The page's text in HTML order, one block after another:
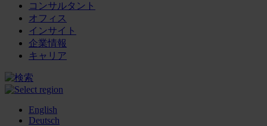
コンサルタント
オフィス
インサイト
企業情報
キャリア
English
Deutsch